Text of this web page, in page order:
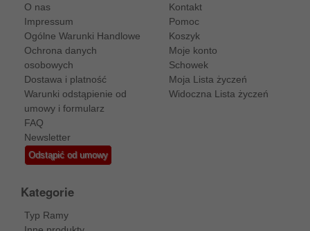
O nas
Impressum
Ogólne Warunki Handlowe
Ochrona danych
osobowych
Dostawa i platność
Warunki odstąpienie od
umowy i formularz
FAQ
Newsletter
Odstąpić od umowy
Kontakt
Pomoc
Koszyk
Moje konto
Schowek
Moja Lista życzeń
Widoczna Lista życzeń
Kategorie
Typ Ramy